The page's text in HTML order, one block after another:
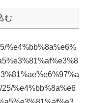
む
%e4%bb%8a%e6%
%e4%bb%8a%e6